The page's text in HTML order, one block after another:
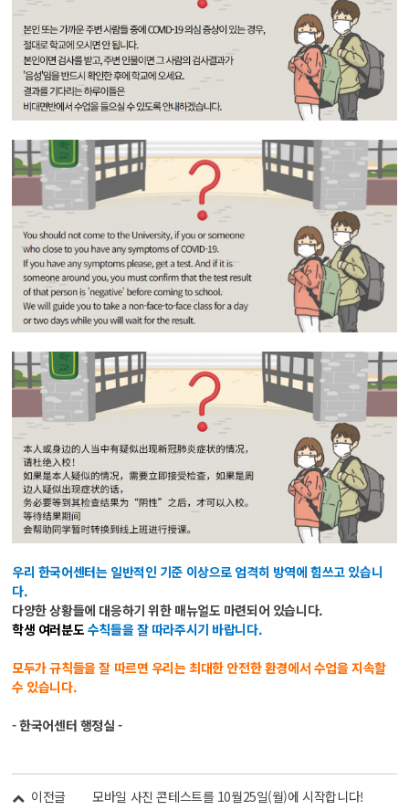
우리 한국어센터는 일반적인 기준 이상으로 엄격히 방역에 힘쓰고 있습니
다.
다양한 상황들에 대응하기 위한 매뉴얼도 마련되어 있습니다.
학생 여러분도 수칙들을 잘 따라주시기 바랍니다.
모두가 규칙들을 잘 따르면 우리는 최대한 안전한 환경에서 수업을 지속할
수 있습니다.
- 한국어센터 행정실 -
이전글 모바일 사진 콘테스트를 10월25일(월)에 시작합니다!